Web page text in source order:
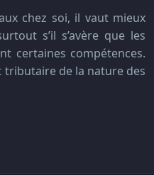
chez soi, il vaut mieux
s’il s’avère que les
certaines compétences.
tributaire de la nature des